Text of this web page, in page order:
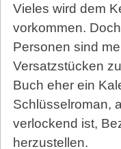
Vieles wird dem
vorkommen.
Personen sind
Versatzstücken
Buch eher ein
Schlüsselroman,
verlockend ist,
herzustellen.